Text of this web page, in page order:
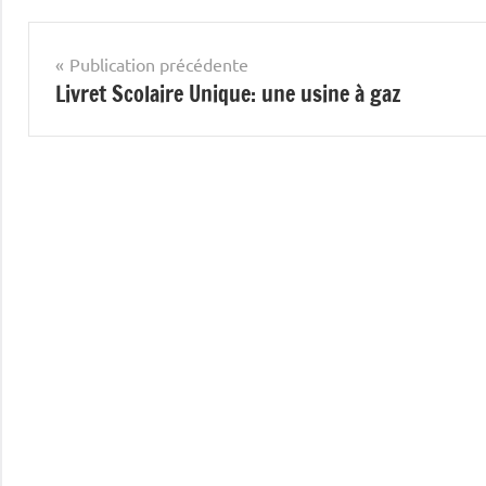
Navigation
de
l’article
Publication précédente
Livret Scolaire Unique: une usine à gaz